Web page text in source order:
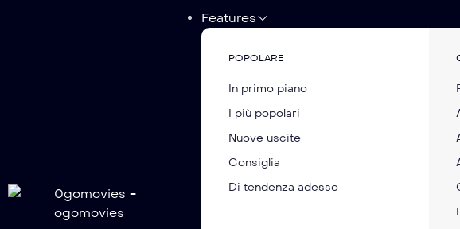
Features
POPOLARE
In primo piano
I più popolari
Nuove uscite
Consiglia
Di tendenza adesso
Santastein